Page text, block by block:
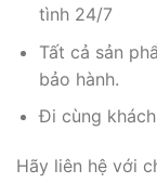
tình 24/7
Tất cả sản
bảo hành.
Đi cùng
Hãy liên hệ với